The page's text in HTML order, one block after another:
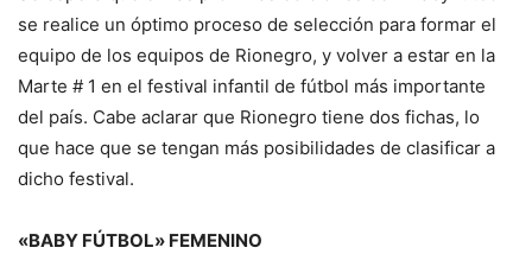
se realice un óptimo proceso de selección para formar el
equipo de los equipos de Rionegro, y volver a estar en la
Marte # 1 en el festival infantil de fútbol más importante
del país. Cabe aclarar que Rionegro tiene dos fichas, lo
que hace que se tengan más posibilidades de clasificar a
dicho festival.
«BABY FÚTBOL» FEMENINO